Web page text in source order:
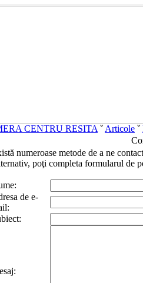
CENTRU RESITA ˇArticole ˇ
numeroase metode de a ne
poţi completa formularul de
de e-